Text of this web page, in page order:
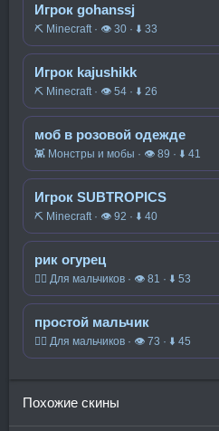
Игрок gohanssj
⛏️ Minecraft · 👁 30 · ⬇ 33
Игрок kajushikk
⛏️ Minecraft · 👁 54 · ⬇ 26
моб в розовой одежде
👾 Монстры и мобы · 👁 89 · ⬇ 41
Игрок SUBTROPICS
⛏️ Minecraft · 👁 92 · ⬇ 40
рик огурец
🧍‍♂️ Для мальчиков · 👁 81 · ⬇ 53
простой мальчик
🧍‍♂️ Для мальчиков · 👁 73 · ⬇ 45
Похожие скины